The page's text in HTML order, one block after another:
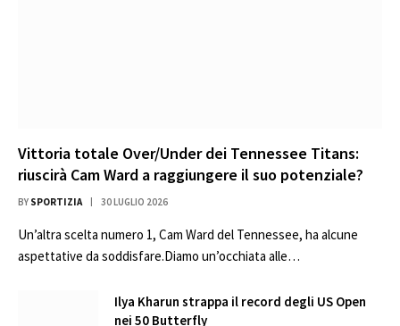
Vittoria totale Over/Under dei Tennessee Titans:
riuscirà Cam Ward a raggiungere il suo potenziale?
BY SPORTIZIA 30 LUGLIO 2026
Un’altra scelta numero 1, Cam Ward del Tennessee, ha alcune
aspettative da soddisfare.Diamo un’occhiata alle…
Ilya Kharun strappa il record degli US Open
nei 50 Butterfly